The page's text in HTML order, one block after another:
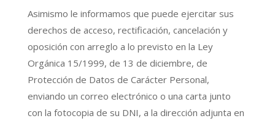
Asimismo le informamos que puede ejercitar sus
derechos de acceso, rectificación, cancelación y
oposición con arreglo a lo previsto en la Ley
Orgánica 15/1999, de 13 de diciembre, de
Protección de Datos de Carácter Personal,
enviando un correo electrónico o una carta junto
con la fotocopia de su DNI, a la dirección adjunta en